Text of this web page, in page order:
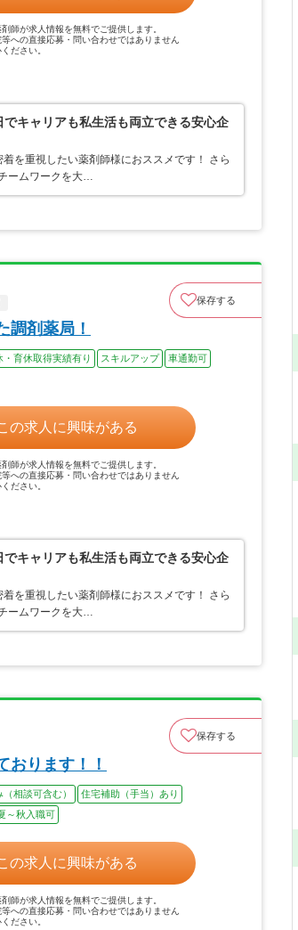
師が求人情報を無料でご提供します。
への直接応募・問い合わせではありません
ださい。
キャリアも私生活も両立できる安心企
を重視したい薬剤師様におススメです！ さら
ームワークを大…
保存する
調剤薬局！
・育休取得実績有り スキルアップ
車通勤可
の求人に興味がある
師が求人情報を無料でご提供します。
への直接応募・問い合わせではありません
ださい。
キャリアも私生活も両立できる安心企
を重視したい薬剤師様におススメです！ さら
ームワークを大…
保存する
おります！！
（相談可含む）
住宅補助（手当）あり
～秋入職可
の求人に興味がある
師が求人情報を無料でご提供します。
への直接応募・問い合わせではありません
ださい。